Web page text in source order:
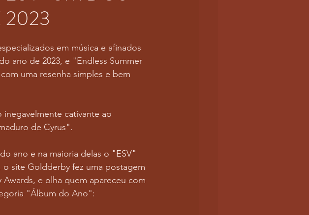
2023
em música e afinados
ano de 2023, e "Endless Summer
uma resenha simples e bem
cativante ao
de Cyrus".
ano e na maioria delas o "ESV"
site Goldderby fez uma postagem
e olha quem apareceu com
"Álbum do Ano":